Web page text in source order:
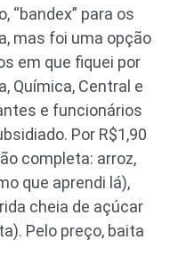
“bandex” para os
mas foi uma opção
em que fiquei por
Química, Central e
e funcionários
Por R$1,90
completa: arroz,
que aprendi lá),
cheia de açúcar
Pelo preço, baita